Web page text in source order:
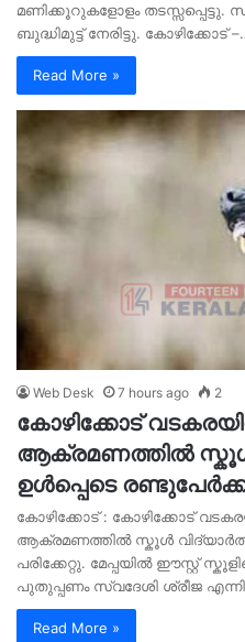
മണിക്കൂറുകളോളം തടസ്സപ്പെട്ടു.
ബുദ്ധിമുട്ട് നേരിട്ടു. കോഴിക്കോട്
Read More »
Web Desk 7 hours ago 2
കോഴിക്കോട്
ആക്രമണത്തിൽ സ്കൂൾ
ഉൾപ്പെടെ
കോഴിക്കോട് : കോഴിക്കോട്
ആക്രമണത്തിൽ സ്കൂൾ
പരിക്കേറ്റു. മേപ്പയിൽ ഈസ്റ്റ്
പുതുപ്പണം സ്വദേശി ശ്രീജ
Read More »